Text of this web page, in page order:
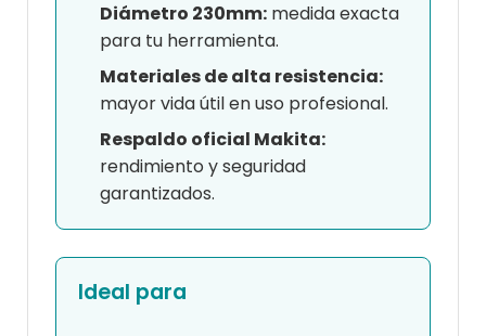
Diámetro 230mm: medida exacta
para tu herramienta.
Materiales de alta resistencia:
mayor vida útil en uso profesional.
Respaldo oficial Makita:
rendimiento y seguridad
garantizados.
Ideal para